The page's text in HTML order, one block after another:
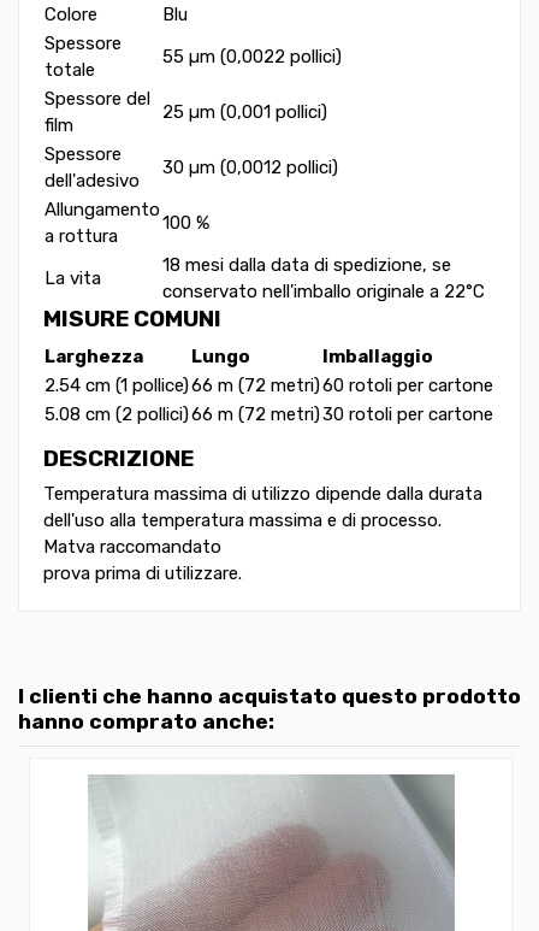
Colore
Blu
Spessore
totale
55 µm (0,0022 pollici)
Spessore del
film
25 µm (0,001 pollici)
Spessore
dell'adesivo
30 µm (0,0012 pollici)
Allungamento
a rottura
100 %
La vita
18 mesi dalla data di spedizione, se
conservato nell'imballo originale a 22°C
MISURE COMUNI
Larghezza Lungo
Imballaggio
2.54 cm (1 pollice)66 m (72 metri)60 rotoli per cartone
5.08 cm (2 pollici)66 m (72 metri)30 rotoli per cartone
DESCRIZIONE
Temperatura massima di utilizzo dipende dalla durata
dell'uso alla temperatura massima e di processo.
Matva raccomandato
prova prima di utilizzare.
I clienti che hanno acquistato questo prodotto
hanno comprato anche: